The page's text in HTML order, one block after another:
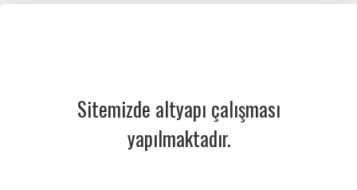
Sitemizde altyapı çalışması
yapılmaktadır.